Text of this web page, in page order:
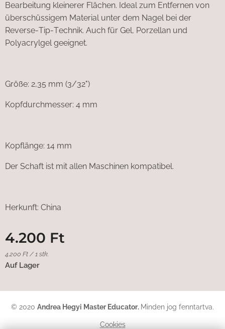
Bearbeitung kleinerer Flächen. Ideal zum Entfernen von
überschüssigem Material unter dem Nagel bei der
Reverse-Tip-Technik. Auch für Gel, Porzellan und
Polyacrylgel geeignet.
Größe: 2,35 mm (3/32")
Kopfdurchmesser: 4 mm
Kopflänge: 14 mm
Der Schaft ist mit allen Maschinen kompatibel.
Herkunft: China
4.200 Ft
4.200 Ft / 1 stk.
Auf Lager
© 2020 Andrea Hegyi Master Educator. Minden jog fenntartva.
Cookies